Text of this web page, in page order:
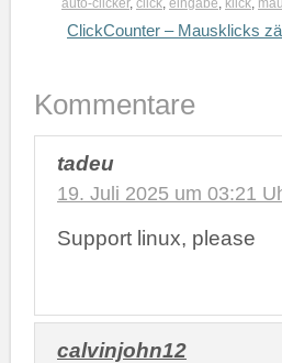
auto-clicker, click, eingabe, klick,
ClickCounter – Mausklicks
Kommentare
tadeu
19. Juli 2025 um 03:21
Support linux, please
calvinjohn12